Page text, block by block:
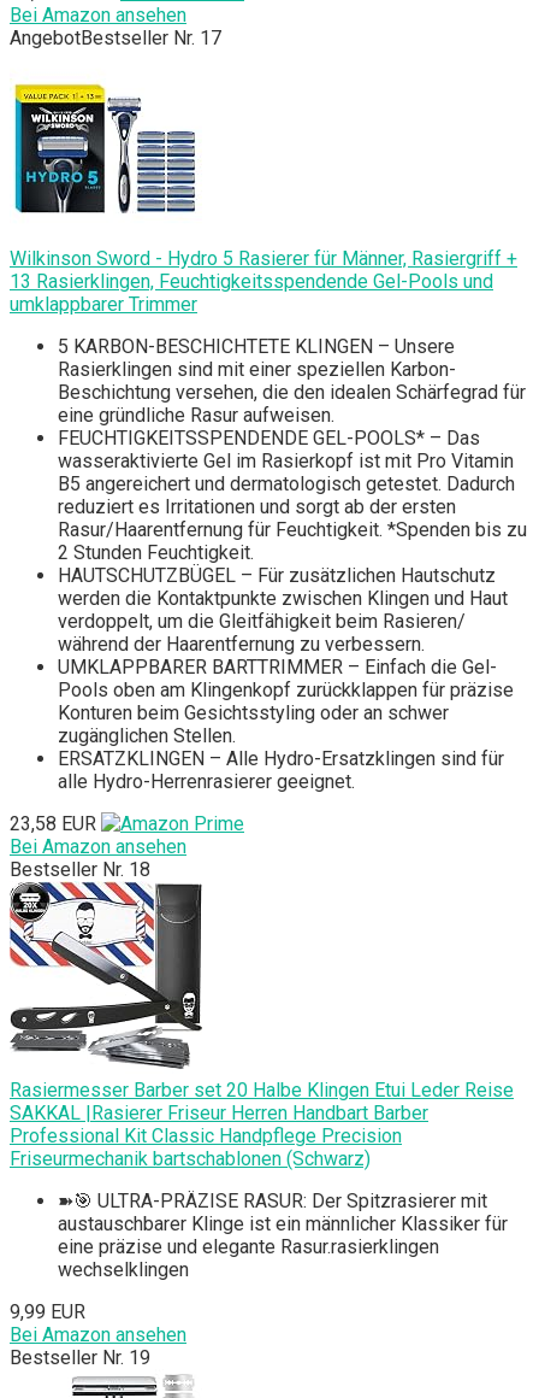
Bei Amazon ansehen
AngebotBestseller Nr. 17
Wilkinson Sword - Hydro 5 Rasierer für Männer, Rasiergriff +
13 Rasierklingen, Feuchtigkeitsspendende Gel-Pools und
umklappbarer Trimmer
5 KARBON-BESCHICHTETE KLINGEN – Unsere
Rasierklingen sind mit einer speziellen Karbon-
Beschichtung versehen, die den idealen Schärfegrad für
eine gründliche Rasur aufweisen.
FEUCHTIGKEITSSPENDENDE GEL-POOLS* – Das
wasseraktivierte Gel im Rasierkopf ist mit Pro Vitamin
B5 angereichert und dermatologisch getestet. Dadurch
reduziert es Irritationen und sorgt ab der ersten
Rasur/Haarentfernung für Feuchtigkeit. *Spenden bis zu
2 Stunden Feuchtigkeit.
HAUTSCHUTZBÜGEL – Für zusätzlichen Hautschutz
werden die Kontaktpunkte zwischen Klingen und Haut
verdoppelt, um die Gleitfähigkeit beim Rasieren/
während der Haarentfernung zu verbessern.
UMKLAPPBARER BARTTRIMMER – Einfach die Gel-
Pools oben am Klingenkopf zurückklappen für präzise
Konturen beim Gesichtsstyling oder an schwer
zugänglichen Stellen.
ERSATZKLINGEN – Alle Hydro-Ersatzklingen sind für
alle Hydro-Herrenrasierer geeignet.
23,58 EUR
Bei Amazon ansehen
Bestseller Nr. 18
Rasiermesser Barber set 20 Halbe Klingen Etui Leder Reise
SAKKAL |Rasierer Friseur Herren Handbart Barber
Professional Kit Classic Handpflege Precision
Friseurmechanik bartschablonen (Schwarz)
➽🎯 ULTRA-PRÄZISE RASUR: Der Spitzrasierer mit
austauschbarer Klinge ist ein männlicher Klassiker für
eine präzise und elegante Rasur.rasierklingen
wechselklingen
9,99 EUR
Bei Amazon ansehen
Bestseller Nr. 19